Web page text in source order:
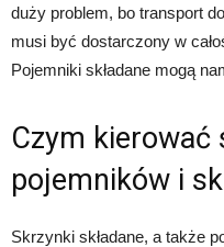
duży problem, bo transport
musi być dostarczony w
Pojemniki składane mogą
Czym kierować
pojemników i
Skrzynki składane, a także